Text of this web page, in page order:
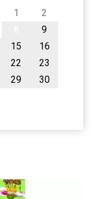
1
2
9
15
16
22
23
29
30